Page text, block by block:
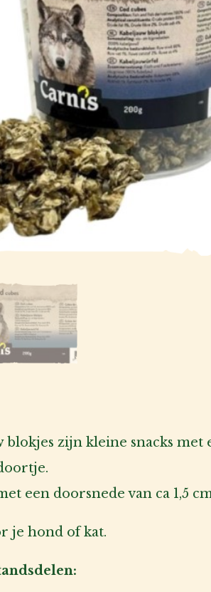
blokjes zijn kleine snacks
een doorsnede van ca 1,5
je hond of kat.